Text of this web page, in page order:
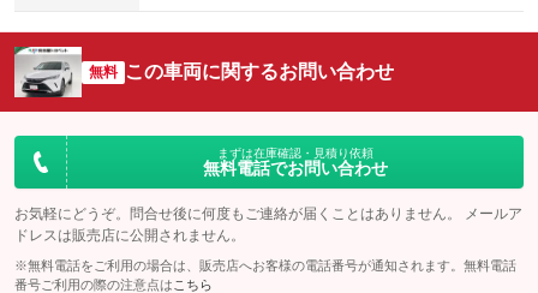
無料 この車両に関するお問い合わせ
まずは在庫確認・見積り依頼
無料電話でお問い合わせ
お気軽にどうぞ。問合せ後に何度もご連絡が届くことはありません。 メールア
ドレスは販売店に公開されません。
※無料電話をご利用の場合は、販売店へお客様の電話番号が通知されます。無料電話
番号ご利用の際の注意点は こちら